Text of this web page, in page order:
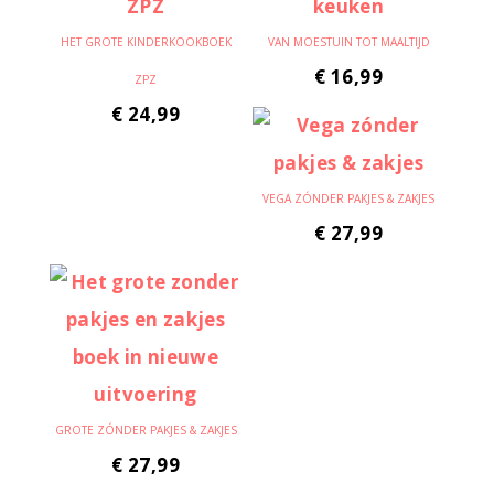
HET GROTE KINDERKOOKBOEK
ZPZ
€ 24,99
VAN MOESTUIN TOT MAALTIJD
€ 16,99
VEGA ZÓNDER PAKJES & ZAKJES
€ 27,99
GROTE ZÓNDER PAKJES & ZAKJES
€ 27,99